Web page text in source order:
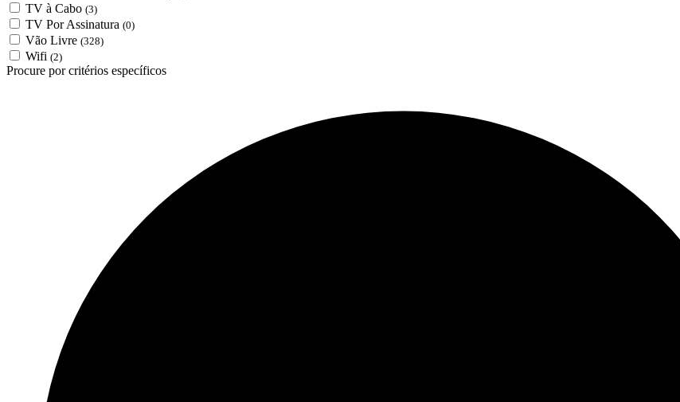
TV à Cabo (3)
TV Por Assinatura (0)
Vão Livre (328)
Wifi (2)
Procure por critérios específicos